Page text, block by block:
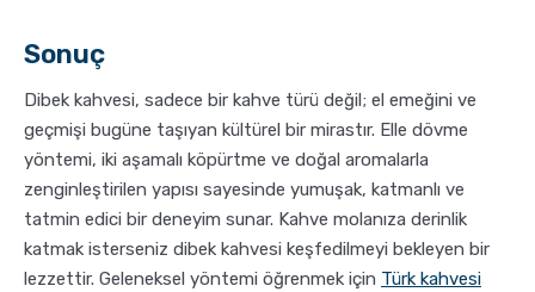
Sonuç
Dibek kahvesi, sadece bir kahve türü değil; el emeğini ve
geçmişi bugüne taşıyan kültürel bir mirastır. Elle dövme
yöntemi, iki aşamalı köpürtme ve doğal aromalarla
zenginleştirilen yapısı sayesinde yumuşak, katmanlı ve
tatmin edici bir deneyim sunar. Kahve molanıza derinlik
katmak isterseniz dibek kahvesi keşfedilmeyi bekleyen bir
lezzettir. Geleneksel yöntemi öğrenmek için Türk kahvesi